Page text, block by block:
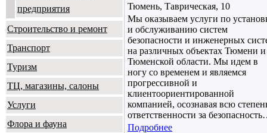
предприятия
Строительство и ремонт
Транспорт
Туризм
ТЦ, магазины, салоны
Услуги
Флора и фауна
Тюмень, Таврическая, 10
Мы оказываем услуги по
и обслуживанию систем
безопасности и инженерных
на различных объектах Тюмени и
Тюменской области. Мы идем в
ногу со временем и являемся
прогрессивной и
клиентоориентированной
компанией, осознавая всю
ответственности за
Подробнее